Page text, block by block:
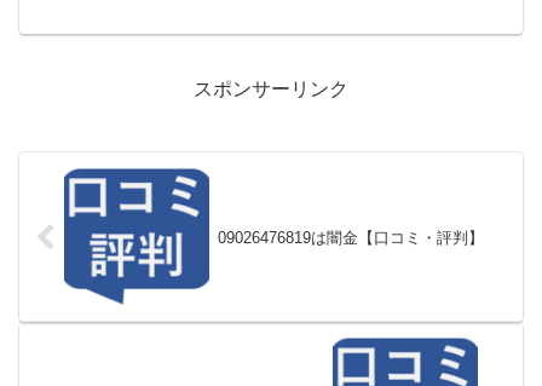
スポンサーリンク
09026476819は闇金【口コミ・評判】